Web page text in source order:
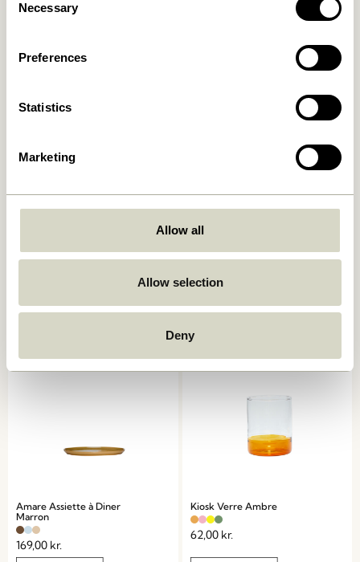
Selection
Necessary
Preferences
Statistics
Marketing
Allow all
Allow selection
Deny
Small Bleu/Orange (set de 2)
Ajouter au panier
Multicoloré (set de 2)
Ajouter au panier
Amare Assiette à Diner
Marron
169,00 kr.
Kiosk Verre Ambre
62,00 kr.